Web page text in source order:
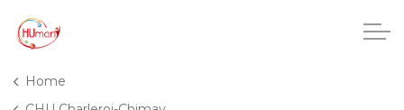
Home